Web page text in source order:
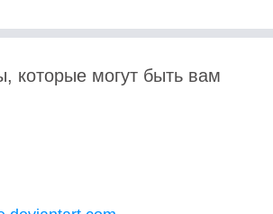
которые могут быть вам